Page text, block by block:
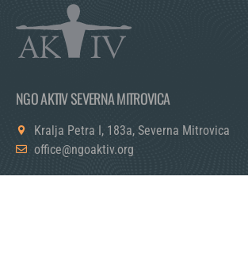
NGO AKTIV SEVERNA MITROVICA
Kralja Petra I, 183a, Severna Mitrovica
office@ngoaktiv.org